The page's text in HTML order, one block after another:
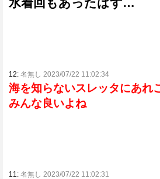
12: 名無し 2023/07/22 11:02:34
海を知らないスレッタにあれ
みんな良いよね
11: 名無し 2023/07/22 11:02:31